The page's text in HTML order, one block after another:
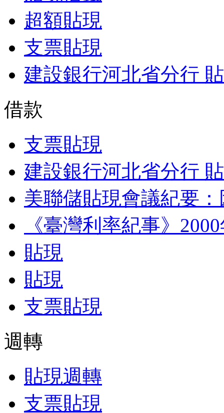
超額貼現
支票貼現
建設銀行河北省分行
借款
支票貼現
建設銀行河北省分行
美聯儲貼現會議紀要
《臺灣利率紀事》
貼現
貼現
支票貼現
週轉
貼現週轉
支票貼現